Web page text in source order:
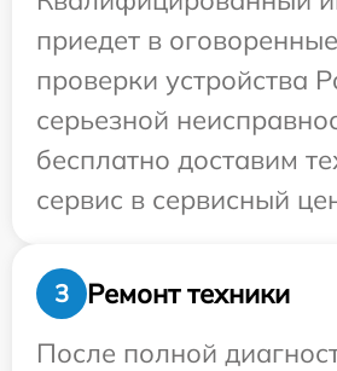
приедет в
проверки устройства
серьезной
бесплатно доставим
сервис в сервисный
3
Ремонт техники
После полной